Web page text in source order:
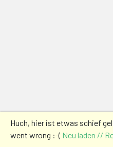
Huch, hier ist etwas schief
went wrong :-( Neu laden //